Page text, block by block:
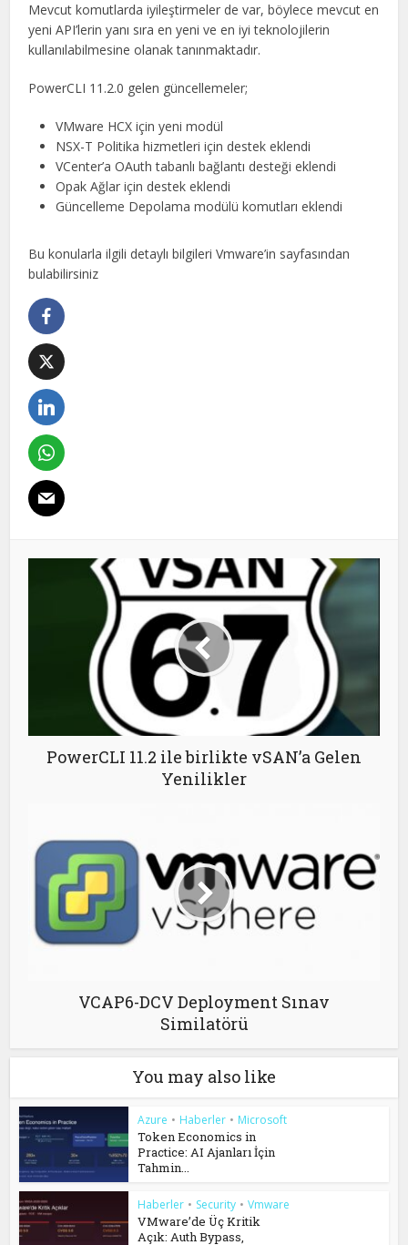
Mevcut komutlarda iyileştirmeler de var, böylece mevcut en
yeni API’lerin yanı sıra en yeni ve en iyi teknolojilerin
kullanılabilmesine olanak tanınmaktadır.
PowerCLI 11.2.0 gelen güncellemeler;
VMware HCX için yeni modül
NSX-T Politika hizmetleri için destek eklendi
VCenter’a OAuth tabanlı bağlantı desteği eklendi
Opak Ağlar için destek eklendi
Güncelleme Depolama modülü komutları eklendi
Bu konularla ilgili detaylı bilgileri Vmware’in sayfasından
bulabilirsiniz
PowerCLI 11.2 ile birlikte vSAN’a Gelen
Yenilikler
VCAP6-DCV Deployment Sınav
Similatörü
You may also like
Azure • Haberler • Microsoft
Token Economics in
Practice: AI Ajanları İçin
Tahmin...
Haberler • Security • Vmware
VMware’de Üç Kritik
Açık: Auth Bypass,